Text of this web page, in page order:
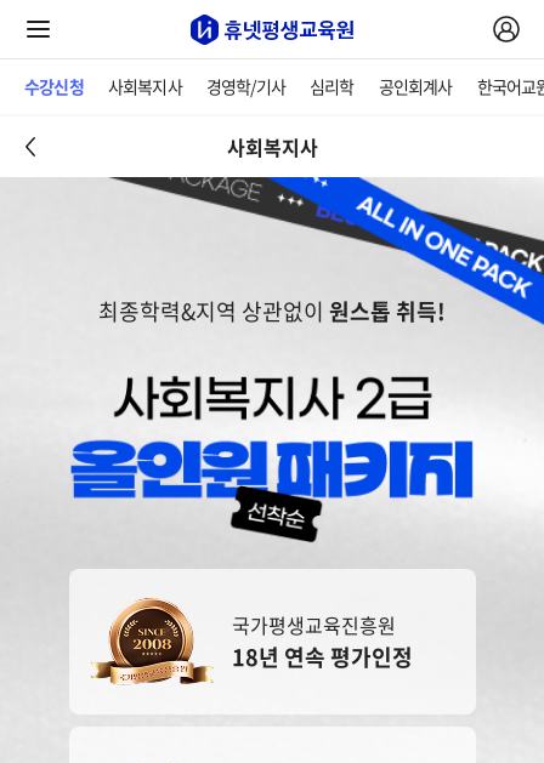
수강신청 사회복지사 경영학/기사 심리학 공인회계사 한국어교
사회복지사
최종학력&지역 상관없이 원스톱 취득!
국가평생교육진흥원
18년 연속 평가인정